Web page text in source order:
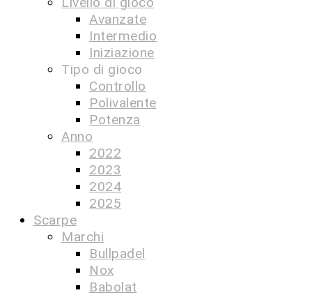
Avanzate
Intermedio
Iniziazione
Tipo di gioco
Controllo
Polivalente
Potenza
Anno
2022
2023
2024
2025
Scarpe
Marchi
Bullpadel
Nox
Babolat